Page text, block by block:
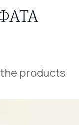
the products